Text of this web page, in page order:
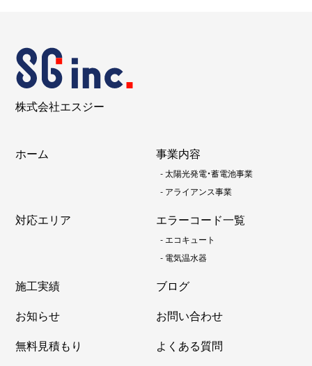
株式会社エスジー
ホーム 事業内容
-太陽光発電・蓄電池事業
- アライアンス事業
対応エリア エラーコード一覧
-エコキュート
- 電気温水器
施工実績
ブログ
お知らせ
お問い合わせ
無料見積もり
よくある質問